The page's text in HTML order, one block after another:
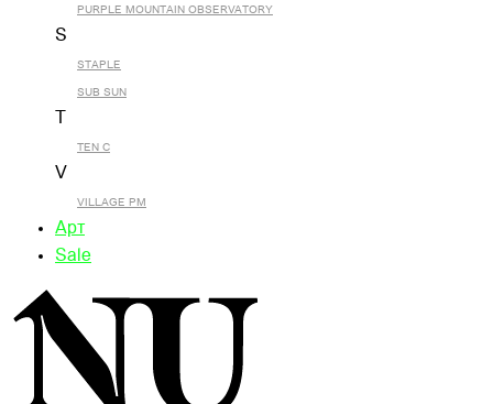
PURPLE MOUNTAIN OBSERVATORY
S
STAPLE
SUB SUN
TEN C
V
VILLAGE PM
Арт
Sale